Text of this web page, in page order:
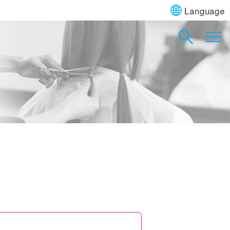
Language